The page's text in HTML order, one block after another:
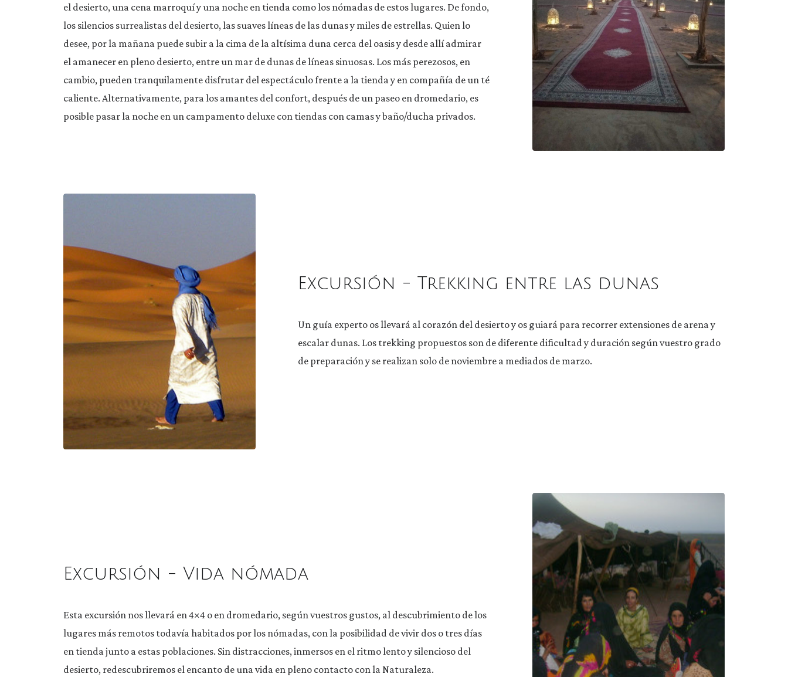
el desierto, una cena marroquí y una noche en tienda como los nómadas de estos lugares. De fondo,
los silencios surrealistas del desierto, las suaves líneas de las dunas y miles de estrellas. Quien lo
desee, por la mañana puede subir a la cima de la altísima duna cerca del oasis y desde allí admirar
el amanecer en pleno desierto, entre un mar de dunas de líneas sinuosas. Los más perezosos, en
cambio, pueden tranquilamente disfrutar del espectáculo frente a la tienda y en compañía de un té
caliente. Alternativamente, para los amantes del confort, después de un paseo en dromedario, es
posible pasar la noche en un campamento deluxe con tiendas con camas y baño/ducha privados.
Excursión - Trekking entre las dunas
Un guía experto os llevará al corazón del desierto y os guiará para recorrer extensiones de arena y
escalar dunas. Los trekking propuestos son de diferente dificultad y duración según vuestro grado
de preparación y se realizan solo de noviembre a mediados de marzo.
Excursión - Vida nómada
Esta excursión nos llevará en 4×4 o en dromedario, según vuestros gustos, al descubrimiento de los
lugares más remotos todavía habitados por los nómadas, con la posibilidad de vivir dos o tres días
en tienda junto a estas poblaciones. Sin distracciones, inmersos en el ritmo lento y silencioso del
desierto, redescubriremos el encanto de una vida en pleno contacto con la Naturaleza.